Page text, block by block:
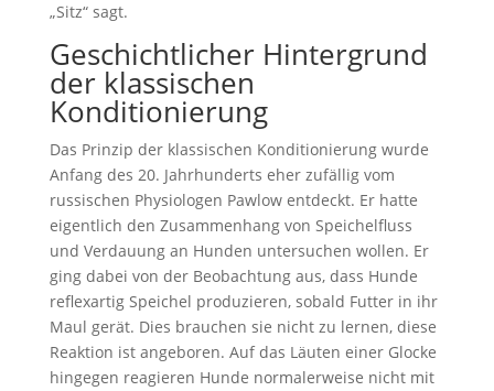
„Sitz“ sagt.
Geschichtlicher Hintergrund
der klassischen
Konditionierung
Das Prinzip der klassischen Konditionierung wurde
Anfang des 20. Jahrhunderts eher zufällig vom
russischen Physiologen Pawlow entdeckt. Er hatte
eigentlich den Zusammenhang von Speichelfluss
und Verdauung an Hunden untersuchen wollen. Er
ging dabei von der Beobachtung aus, dass Hunde
reflexartig Speichel produzieren, sobald Futter in ihr
Maul gerät. Dies brauchen sie nicht zu lernen, diese
Reaktion ist angeboren. Auf das Läuten einer Glocke
hingegen reagieren Hunde normalerweise nicht mit